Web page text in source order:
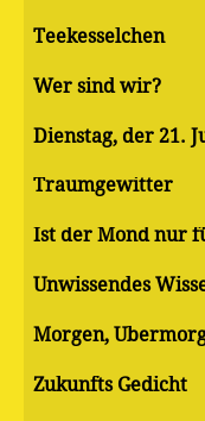
Teekesselchen
Wer sind wir?
Dienstag, der 21.
Traumgewitter
Ist der Mond nur
Unwissendes
Morgen,
Zukunfts Gedicht